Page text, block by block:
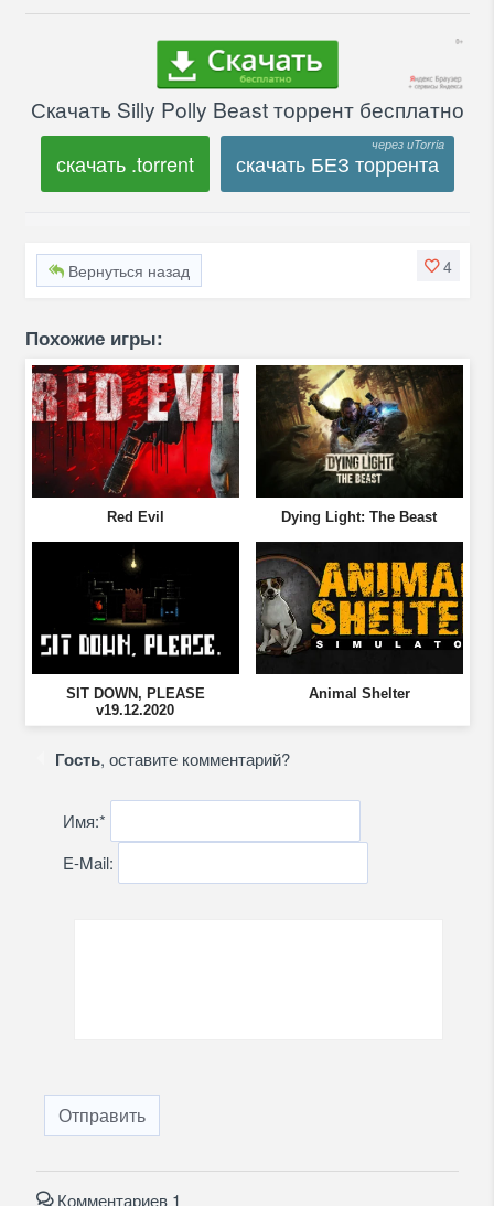
Скачать Silly Polly Beast торрент бесплатно
скачать .torrent скачать БЕЗ торрента
4
Вернуться назад
Похожие игры:
Red Evil Dying Light: The Beast
SIT DOWN, PLEASE
v19.12.2020
Animal Shelter
Гость, оставите комментарий?
Имя:*
E-Mail:
Отправить
Комментариев 1